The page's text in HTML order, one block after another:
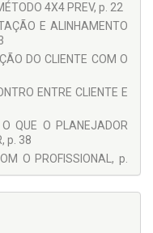
4X4 PREV, p. 22
E ALINHAMENTO
DO CLIENTE COM O
ENTRE CLIENTE E
QUE O PLANEJADOR
p. 38
O PROFISSIONAL, p.
MESMO, p. 39